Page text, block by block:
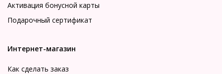
Активация бонусной карты
Подарочный сертификат
Интернет-магазин
Как сделать заказ